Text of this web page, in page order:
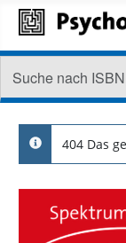
info 404 Das